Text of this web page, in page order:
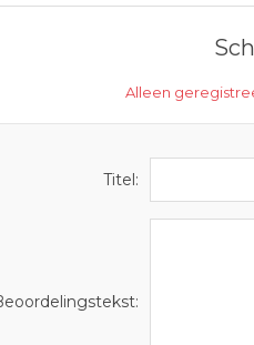
Alleen
Titel: